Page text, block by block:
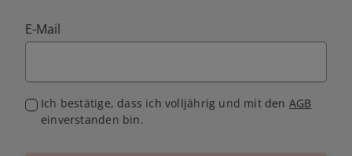
E-Mail
Ich bestätige, dass ich volljährig und mit den AGB
einverstanden bin.